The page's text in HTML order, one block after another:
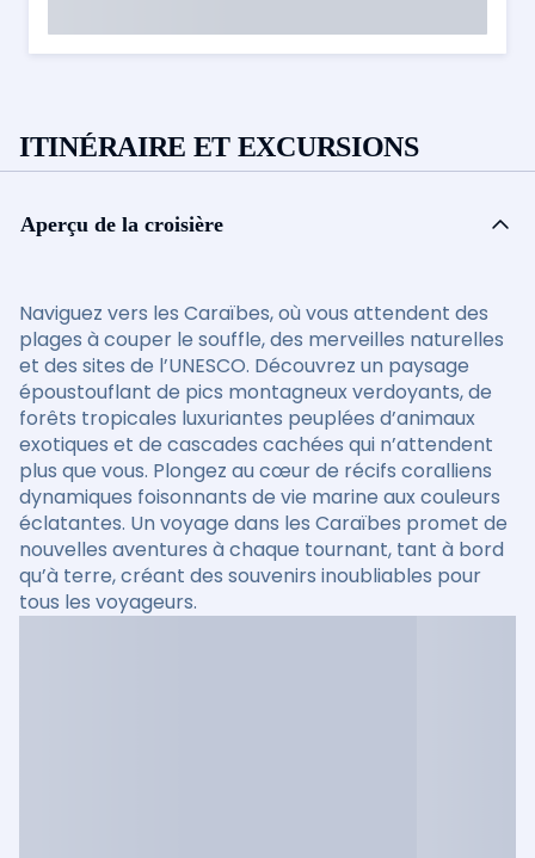
ITINÉRAIRE ET EXCURSIONS
Aperçu de la croisière
Naviguez vers les Caraïbes, où vous attendent des
plages à couper le souffle, des merveilles naturelles
et des sites de l’UNESCO. Découvrez un paysage
époustouflant de pics montagneux verdoyants, de
forêts tropicales luxuriantes peuplées d’animaux
exotiques et de cascades cachées qui n’attendent
plus que vous. Plongez au cœur de récifs coralliens
dynamiques foisonnants de vie marine aux couleurs
éclatantes. Un voyage dans les Caraïbes promet de
nouvelles aventures à chaque tournant, tant à bord
qu’à terre, créant des souvenirs inoubliables pour
tous les voyageurs.